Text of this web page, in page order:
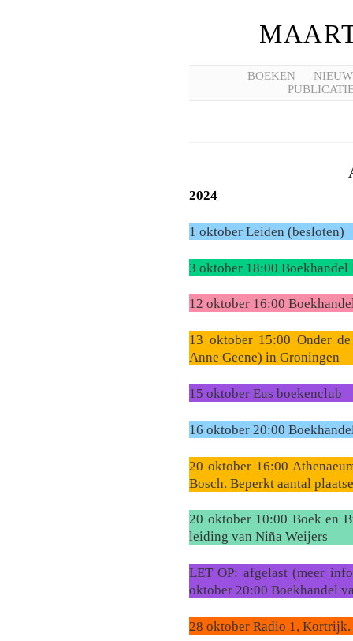
BOEKEN
2024
1 oktober Leiden (besloten)
3 oktober 18:00 Boekhandel
12 oktober 16:00
13 oktober 15:00 Onder
Anne Geene) in Groningen
15 oktober Eus boekenclub
16 oktober 20:00
20 oktober 16:00
Bosch. Beperkt aantal
20 oktober 10:00 Boek en
leiding van Niña Weijers
LET OP: afgelast (meer
oktober 20:00 Boekhandel
28 oktober Radio 1, Kortrijk.